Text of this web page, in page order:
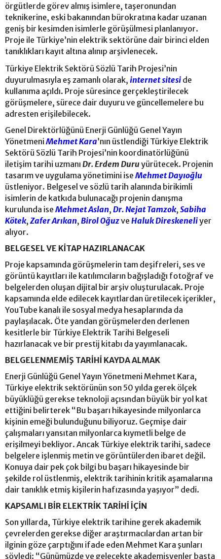
örgütlerde görev almış isimlere, taşeronundan
teknikerine, eski bakanından bürokratına kadar uzanan
geniş bir kesimden isimlerle görüşülmesi planlanıyor.
Proje ile Türkiye’nin elektrik sektörüne dair birinci elden
tanıklıkları kayıt altına alınıp arşivlenecek.
Türkiye Elektrik Sektörü Sözlü Tarih Projesi’nin
duyurulmasıyla eş zamanlı olarak, internet sitesi de
kullanıma açıldı. Proje süresince gerçekleştirilecek
görüşmelere, sürece dair duyuru ve güncellemelere bu
adresten erişilebilecek.
Genel Direktörlüğünü Enerji Günlüğü Genel Yayın
Yönetmeni Mehmet Kara’nın üstlendiği Türkiye Elektrik
Sektörü Sözlü Tarih Projesi’nin koordinatörlüğünü
iletişim tarihi uzmanı Dr. Erdem Duruyürütecek. Projenin
tasarım ve uygulama yönetimini ise Mehmet Dayıoğlu
üstleniyor. Belgesel ve sözlü tarih alanında birikimli
isimlerin de katkıda bulunacağı projenin danışma
kurulunda ise Mehmet Aslan, Dr. Nejat Tamzok, Sabiha
Kötek, Zafer Arıkan, Birol Oğuzve Haluk Direskeneliyer
alıyor.
BELGESEL VE KİTAP HAZIRLANACAK
Proje kapsamında görüşmelerin tam deşifreleri, ses ve
görüntü kayıtları ile katılımcıların bağışladığı fotoğraf ve
belgelerden oluşan dijital bir arşiv oluşturulacak. Proje
kapsamında elde edilecek kayıtlardan üretilecek içerikler,
YouTube kanalı ile sosyal medya hesaplarında da
paylaşılacak. Öte yandan görüşmelerden derlenen
kesitlerle bir Türkiye Elektrik Tarihi Belgeseli
hazırlanacak ve bir prestij kitabı da yayımlanacak.
BELGELENMEMİŞ TARİHİ KAYDA ALMAK
Enerji Günlüğü Genel Yayın Yönetmeni Mehmet Kara,
Türkiye elektrik sektörünün son 50 yılda gerek ölçek
büyüklüğü gerekse teknoloji açısından büyük bir yol kat
ettiğini belirterek “Bu başarı hikayesinde milyonlarca
kişinin emeği bulunduğunu biliyoruz. Geçmişe dair
çalışmaları yansıtan milyonlarca kıymetli belge de
erişilmeyi bekliyor. Ancak Türkiye elektrik tarihi, sadece
belgelere işlenmiş metin ve görüntülerden ibaret değil.
Konuya dair pek çok bilgi bu başarı hikayesinde bir
şekilde rol üstlenmiş, elektrik tarihinin kritik aşamalarına
dair tanıklık etmiş kişilerin hafızasında yaşıyor” dedi.
KAPSAMLI BİR ELEKTRİK TARİHİ İÇİN
Son yıllarda, Türkiye elektrik tarihine gerek akademik
çevrelerden gerekse diğer araştırmacılardan artan bir
ilginin göze çarptığını ifade eden Mehmet Kara şunları
söyledi: “Günümüzde ve gelecekte akademisyenler başta